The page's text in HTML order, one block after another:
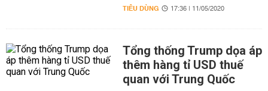
TIÊU DÙNG 17:36 | 11/05/2020
Tổng thống Trump dọa áp
thêm hàng tỉ USD thuế
quan với Trung Quốc